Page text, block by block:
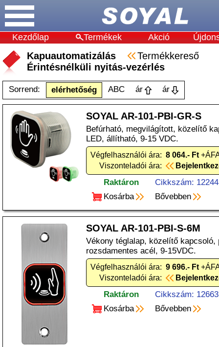
Kezdőlap Termékek Akció
Kapuautomatizálás
Termékkereső
Érintésnélküli nyitás-vezérlés
Sorrend: elérhetőség ABC ár ár
SOYAL AR-101-PBI-GR-S
Befúrható, megvilágított, közelítő
LED, állítható, 9-15 VDC.
Végfelhasználói ára: 8 064.- Ft
Viszonteladói ára:
Raktáron
Cikkszám:
Kosárba
Bővebben
SOYAL AR-101-PBI-S-6M
Vékony téglalap, közelítő kapcsoló,
rozsdamentes acél, 9-15VDC.
Végfelhasználói ára: 9 696.- Ft
Viszonteladói ára:
Raktáron
Cikkszám:
Kosárba
Bővebben